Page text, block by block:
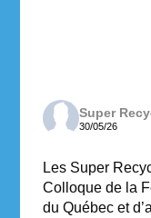
Super
30/05/26
Les Super
Colloque de la
du Québec et